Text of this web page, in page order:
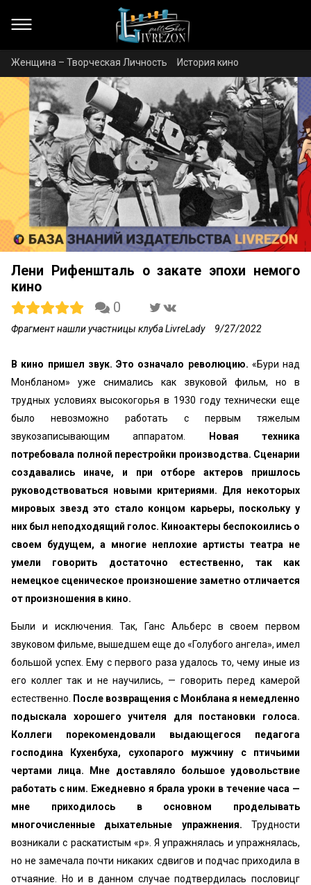
Женщина – Творческая Личность История кино
Лени Рифеншталь о закате эпохи немого
кино
0
Фрагмент нашли участницы клуба LivreLady 9/27/2022
В кино пришел звук. Это означало революцию. «Бури над
Монбланом» уже снимались как звуковой фильм, но в
трудных условиях высокогорья в 1930 году технически еще
было невозможно работать с первым тяжелым
звукозаписывающим аппаратом.
Новая техника
потребовала полной перестройки производства. Сценарии
создавались иначе, и при отборе актеров пришлось
руководствоваться новыми критериями. Для некоторых
мировых звезд это стало концом карьеры, поскольку у
них был неподходящий голос. Киноактеры беспокоились о
своем будущем, а многие неплохие артисты театра не
умели говорить достаточно естественно, так как
немецкое сценическое произношение заметно отличается
от произношения в кино.
Были и исключения. Так, Ганс Альберс в своем первом
звуковом фильме, вышедшем еще до «Голубого ангела», имел
большой успех. Ему с первого раза удалось то, чему иные из
его коллег так и не научились, — говорить перед камерой
естественно.
После возвращения с Монблана я немедленно
подыскала хорошего учителя для постановки голоса.
Коллеги порекомендовали выдающегося педагога
господина Кухенбуха, сухопарого мужчину с птичьими
чертами лица. Мне доставляло большое удовольствие
работать с ним. Ежедневно я брала уроки в течение часа —
мне приходилось в основном проделывать
многочисленные дыхательные упражнения. Трудности
возникали с раскатистым «р». Я упражнялась и упражнялась,
но не замечала почти никаких сдвигов и подчас приходила в
отчаяние. Но и в данном случае подтвердилась пословицг